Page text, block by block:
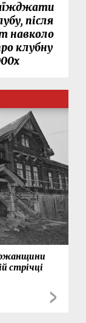
після
навколо
клубну
стрічці